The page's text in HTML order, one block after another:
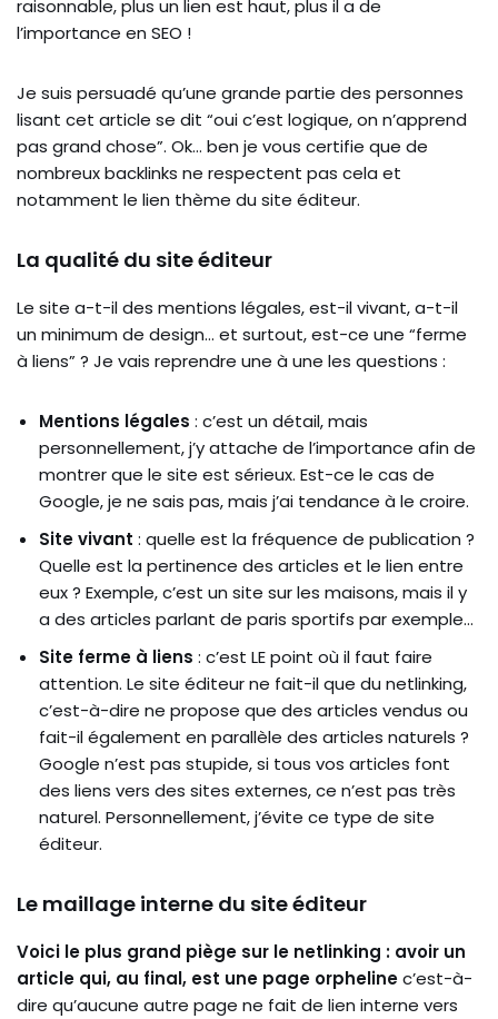
raisonnable, plus un lien est haut, plus il a de
l’importance en SEO !
Je suis persuadé qu’une grande partie des personnes
lisant cet article se dit “oui c’est logique, on n’apprend
pas grand chose”. Ok… ben je vous certifie que de
nombreux backlinks ne respectent pas cela et
notamment le lien thème du site éditeur.
La qualité du site éditeur
Le site a-t-il des mentions légales, est-il vivant, a-t-il
un minimum de design… et surtout, est-ce une “ferme
à liens” ? Je vais reprendre une à une les questions :
Mentions légales : c’est un détail, mais
personnellement, j’y attache de l’importance afin de
montrer que le site est sérieux. Est-ce le cas de
Google, je ne sais pas, mais j’ai tendance à le croire.
Site vivant : quelle est la fréquence de publication ?
Quelle est la pertinence des articles et le lien entre
eux ? Exemple, c’est un site sur les maisons, mais il y
a des articles parlant de paris sportifs par exemple…
Site ferme à liens : c’est LE point où il faut faire
attention. Le site éditeur ne fait-il que du netlinking,
c’est-à-dire ne propose que des articles vendus ou
fait-il également en parallèle des articles naturels ?
Google n’est pas stupide, si tous vos articles font
des liens vers des sites externes, ce n’est pas très
naturel. Personnellement, j’évite ce type de site
éditeur.
Le maillage interne du site éditeur
Voici le plus grand piège sur le netlinking : avoir un
article qui, au final, est une page orphelinec’est-à-
dire qu’aucune autre page ne fait de lien interne vers